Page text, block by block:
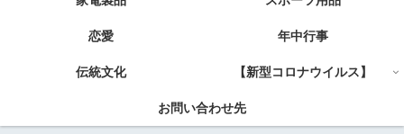
恋愛 年中行事
伝統文化 【新型コロナウイルス】
お問い合わせ先